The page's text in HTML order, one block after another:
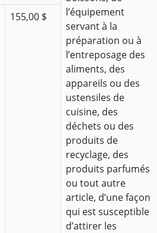
l’équipement
servant à la
préparation ou à
l’entreposage des
aliments, des
appareils ou des
ustensiles de
cuisine, des
déchets ou des
produits de
recyclage, des
produits parfumés
ou tout autre
article, d’une façon
qui est susceptible
d’attirer les
155,00 $